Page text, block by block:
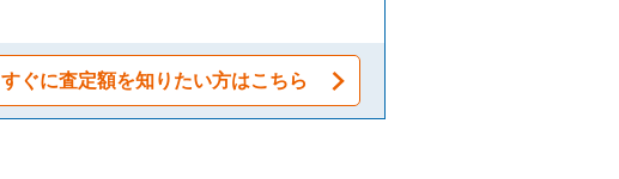
すぐに査定額を知りたい方はこちら